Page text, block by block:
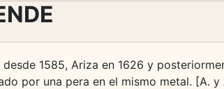
1585, Ariza en 1626 y
por una pera en el mismo metal. [A. y